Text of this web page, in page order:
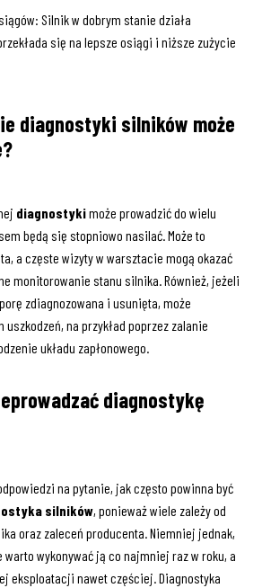
Silnik w dobrym stanie działa
się na lepsze osiągi i niższe zużycie
diagnostyki silników może
diagnostykimoże prowadzić do wielu
będą się stopniowo nasilać. Może to
a częste wizyty w warsztacie mogą okazać
monitorowanie stanu silnika. Również, jeżeli
zdiagnozowana i usunięta, może
na przykład poprzez zalanie
układu zapłonowego.
diagnostykę
na pytanie, jak często powinna być
silników, ponieważ wiele zależy od
oraz zaleceń producenta. Niemniej jednak,
warto wykonywać ją co najmniej raz w roku, a
eksploatacji nawet częściej. Diagnostyka